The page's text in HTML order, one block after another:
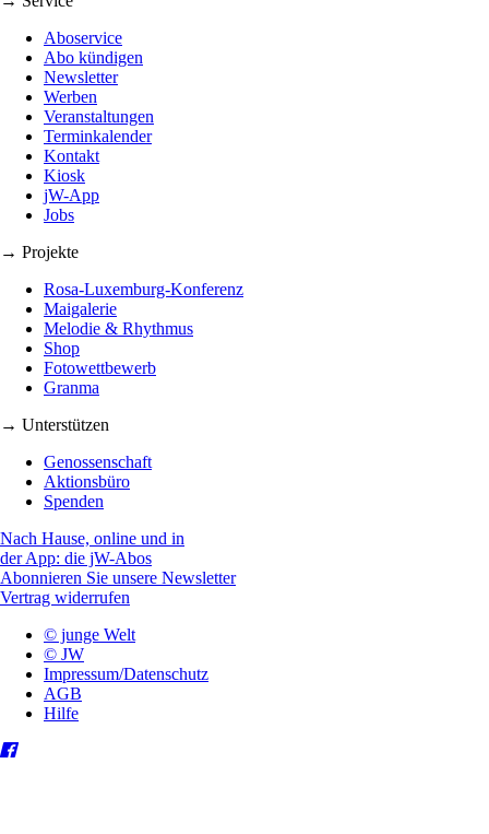
Aboservice
Abo kündigen
Newsletter
Werben
Veranstaltungen
Terminkalender
Kontakt
Kiosk
jW-App
Jobs
→ Projekte
Rosa-Luxemburg-Konferenz
Maigalerie
Melodie & Rhythmus
Shop
Fotowettbewerb
Granma
→ Unterstützen
Genossenschaft
Aktionsbüro
Spenden
Nach Hause, online und in
der App: die jW-Abos
Abonnieren Sie unsere Newsletter
Vertrag widerrufen
© junge Welt
© JW
Impressum/Datenschutz
AGB
Hilfe